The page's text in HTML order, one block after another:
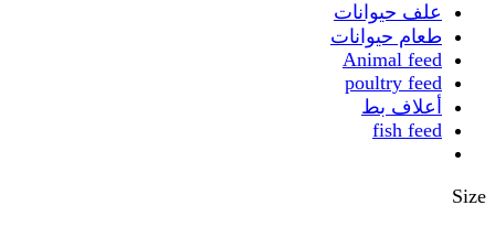
علف حيوانات
طعام حيوانات
Animal feed
poultry feed
أعلاف بط
fish feed
Size